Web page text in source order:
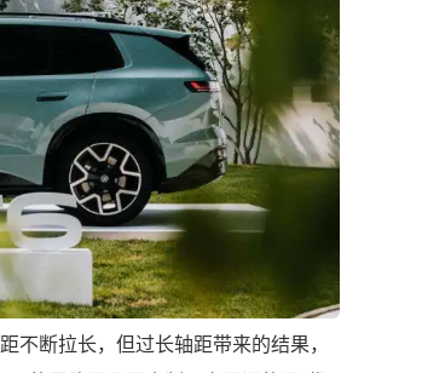
不断拉长，但过长轴距带来的结果，